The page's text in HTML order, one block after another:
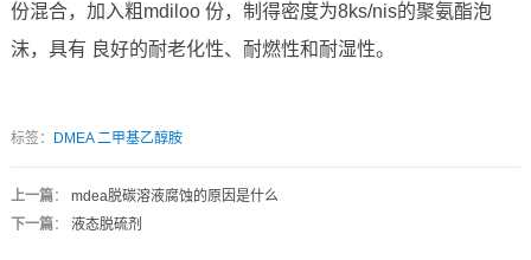
份混合，加入粗mdiloo 份，制得密度为8ks/nis的聚氨酯泡
沫，具有 良好的耐老化性、耐燃性和耐湿性。
标签： DMEA 二甲基乙醇胺
上一篇： mdea脱碳溶液腐蚀的原因是什么
下一篇： 液态脱硫剂